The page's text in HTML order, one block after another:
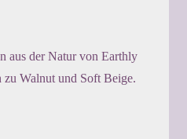
aus der Natur von Earthly
Walnut und Soft Beige.